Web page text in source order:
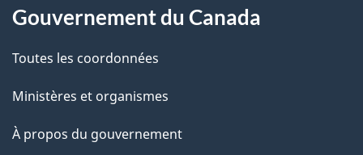
t
a
l
s
propos
ce
site
Gouvernement du Canada
Toutes les coordonnées
Ministères et organismes
À propos du gouvernement